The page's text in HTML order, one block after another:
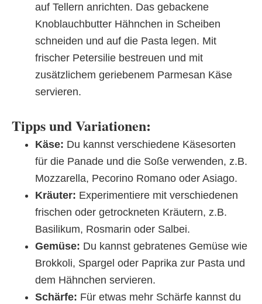
auf Tellern anrichten. Das gebackene
Knoblauchbutter Hähnchen in Scheiben
schneiden und auf die Pasta legen. Mit
frischer Petersilie bestreuen und mit
zusätzlichem geriebenem Parmesan Käse
servieren.
Tipps und Variationen:
Käse: Du kannst verschiedene Käsesorten
für die Panade und die Soße verwenden, z.B.
Mozzarella, Pecorino Romano oder Asiago.
Kräuter: Experimentiere mit verschiedenen
frischen oder getrockneten Kräutern, z.B.
Basilikum, Rosmarin oder Salbei.
Gemüse: Du kannst gebratenes Gemüse wie
Brokkoli, Spargel oder Paprika zur Pasta und
dem Hähnchen servieren.
Schärfe: Für etwas mehr Schärfe kannst du